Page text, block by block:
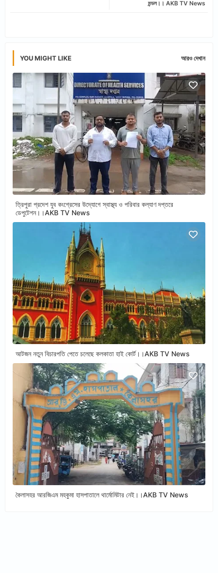
মন্ডল।। AKB TV News
YOU MIGHT LIKE আরও দেখান
ত্রিপুরা প্রদেশ যুব কংগ্রেসের উদ্যোগে স্বাস্থ্য ও পরিবার কল্যাণ দপ্তরে
ডেপুটেশন।।AKB TV News
আটজন নতুন বিচারপতি পেতে চলেছে কলকাতা হাই কোর্ট।।AKB TV News
কৈলাসহর আরজিএম মহকুমা হাসপাতালে থার্মোমিটার নেই।।AKB TV News